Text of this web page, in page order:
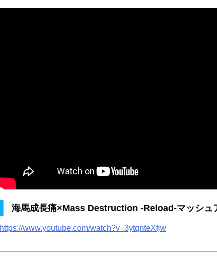
海馬成長痛×Mass Destruction -Reload-マッシュ
https://www.youtube.com/watch?v=3ytqnteXfjw